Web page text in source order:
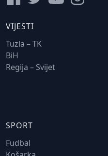
VIJESTI
Tuzla – TK
BiH
Regija – Svijet
SPORT
Fudbal